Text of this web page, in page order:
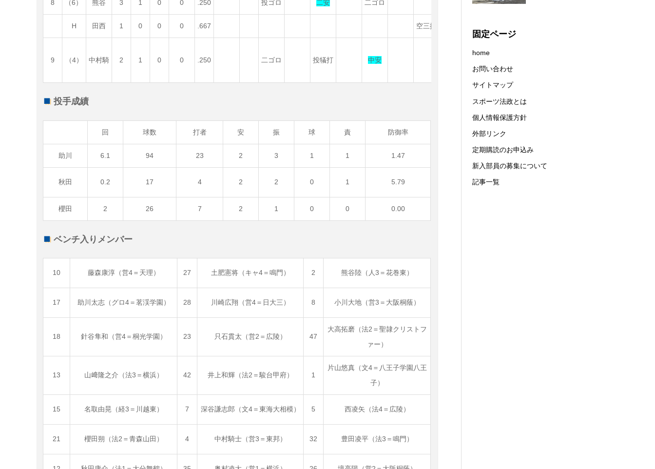
8 （6） 熊谷 3 1 0 0 .250 投ゴロ 二安 二ゴロ
H 田西 1 0 0 0 .667 空三振
9 （4） 中村騎 2 1 0 0 .250 二ゴロ 投犠打 中安
投手成績
回 球数 打者 安 振 球 責 防御率
助川 6.1 94 23 2 3 1 1 1.47
秋田 0.2 17 4 2 2 0 1 5.79
櫻田 2 26 7 2 1 0 0 0.00
ベンチ入りメンバー
10 藤森康淳（営4＝天理） 27 土肥憲将（キャ4＝鳴門） 2 熊谷陸（人3＝花巻東）
17 助川太志（グロ4＝茗渓学園） 28 川崎広翔（営4＝日大三） 8 小川大地（営3＝大阪桐蔭）
18 針谷隼和（営4＝桐光学園） 23 只石貫太（営2＝広陵） 47
大高拓磨（法2＝聖隷クリストフ
ァー）
13 山﨑隆之介（法3＝横浜） 42 井上和輝（法2＝駿台甲府） 1
片山悠真（文4＝八王子学園八王
子）
15 名取由晃（経3＝川越東） 7 深谷謙志郎（文4＝東海大相模） 5 西凌矢（法4＝広陵）
21 櫻田朔（法2＝青森山田） 4 中村騎士（営3＝東邦） 32 豊田凌平（法3＝鳴門）
固定ページ
home
お問い合わせ
サイトマップ
スポーツ法政とは
個人情報保護方針
外部リンク
定期購読のお申込み
新入部員の募集について
記事一覧